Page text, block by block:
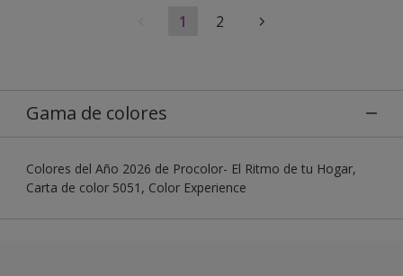
1 2
Gama de colores
Colores del Año 2026 de Procolor- El Ritmo de tu Hogar,
Carta de color 5051, Color Experience